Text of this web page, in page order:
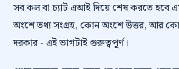
সব কল বা চ্যাট এআই দিয়ে শেষ করতে হবে
অংশে তথ্য সংগ্রহ, কোন অংশে উত্তর, আর কোন
দরকার - এই ভাগটাই গুরুত্বপূর্ণ।